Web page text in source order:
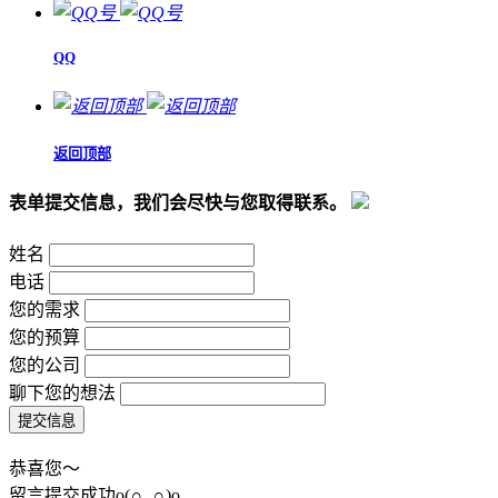
QQ
返回顶部
表单提交信息，我们会尽快与您取得联系。
姓名
电话
您的需求
您的预算
您的公司
聊下您的想法
恭喜您～